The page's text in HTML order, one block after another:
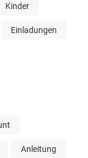
Kinder
Einladungen
Anleitung